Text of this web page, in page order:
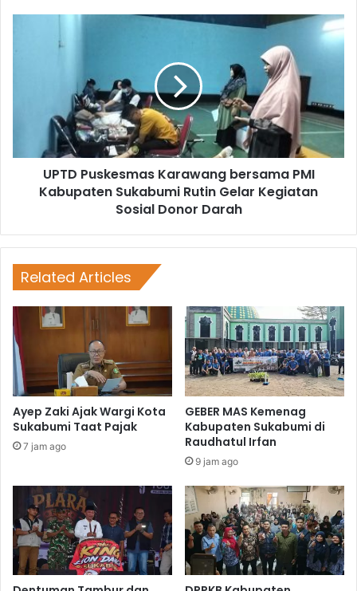
UPTD Puskesmas Karawang bersama PMI
Kabupaten Sukabumi Rutin Gelar Kegiatan
Sosial Donor Darah
Related Articles
Ayep Zaki Ajak Wargi Kota
Sukabumi Taat Pajak
7 jam ago
GEBER MAS Kemenag
Kabupaten Sukabumi di
Raudhatul Irfan
9 jam ago